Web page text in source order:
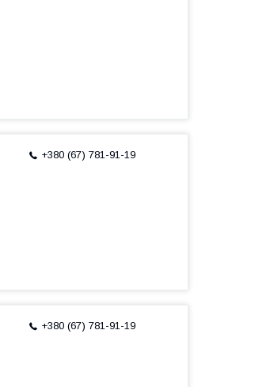
+380 (67) 781-91-19
+380 (67) 781-91-19